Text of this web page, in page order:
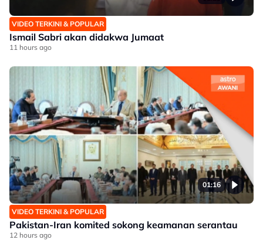
VIDEO TERKINI & POPULAR
Ismail Sabri akan didakwa Jumaat
11 hours ago
01:16
VIDEO TERKINI & POPULAR
Pakistan-Iran komited sokong keamanan serantau
12 hours ago